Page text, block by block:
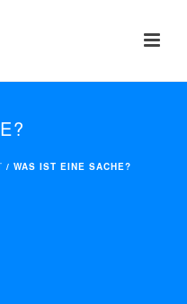
/ WAS IST EINE SACHE?